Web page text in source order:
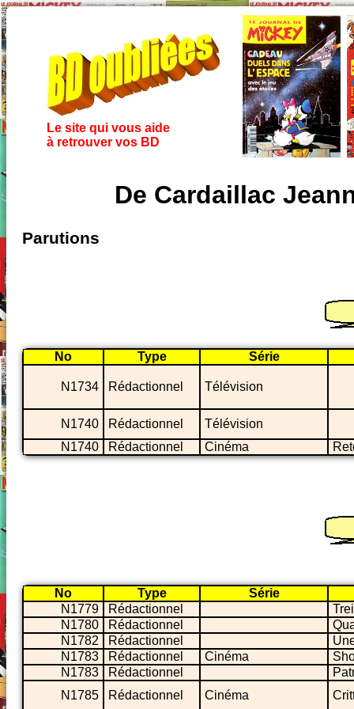
Le site qui vous aide
à retrouver vos BD
De Cardaillac
Parutions
No Type Série
N1734 Rédactionnel Télévision
N1740 Rédactionnel
Télévision
N1740
Rédactionnel Cinéma
No Type
Série
N1779
Rédactionnel
N1780
Rédactionnel
N1782
Rédactionnel
N1783
Rédactionnel Cinéma
N1783
Rédactionnel
N1785
Rédactionnel Cinéma